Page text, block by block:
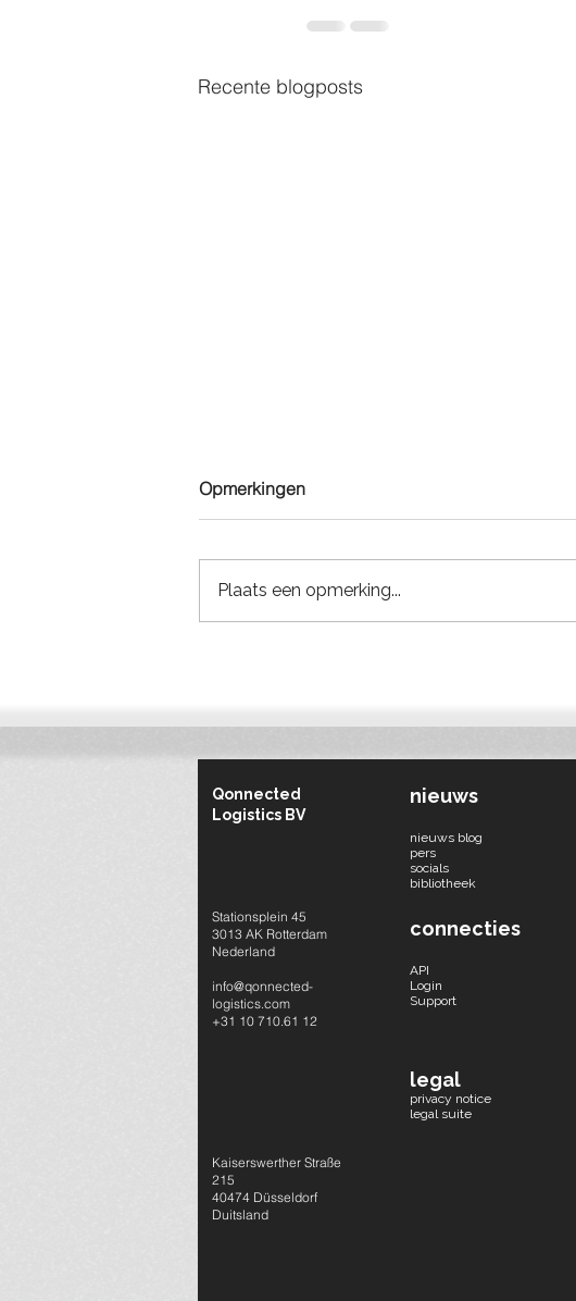
Recente blogposts
bouwplaats
Opmerkingen
Plaats een opmerking...
Qonnected
Logistics BV
Stationsplein 45
3013 AK Rotterdam
Nederland
info@qonnected-
logistics.com
+31 10 710.61 12
Kaiserswerther Straße
215
40474 Düsseldorf
Duitsland
nieuws
nieuws blog
pers
socials​
bibliotheek
connecties
API
Login
Support
legal
privacy notice
legal suite